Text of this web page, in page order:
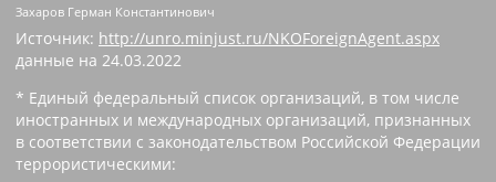
Захаров Герман Константинович
Источник: http://unro.minjust.ru/NKOForeignAgent.aspx
данные на 24.03.2022
* Единый федеральный список организаций, в том числе
иностранных и международных организаций, признанных
в соответствии с законодательством Российской Федерации
террористическими: